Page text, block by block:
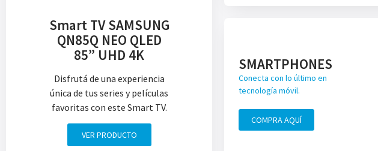
Smart TV SAMSUNG
QN85Q NEO QLED
85” UHD 4K
Disfrutá de una experiencia
única de tus series y películas
favoritas con este Smart TV.
VER PRODUCTO
SMARTPHONES
Conecta con lo último en
tecnología móvil.
COMPRA AQUÍ